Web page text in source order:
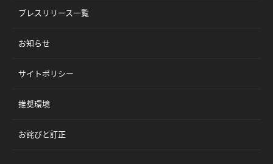
プレスリリース一覧
お知らせ
サイトポリシー
推奨環境
お詫びと訂正